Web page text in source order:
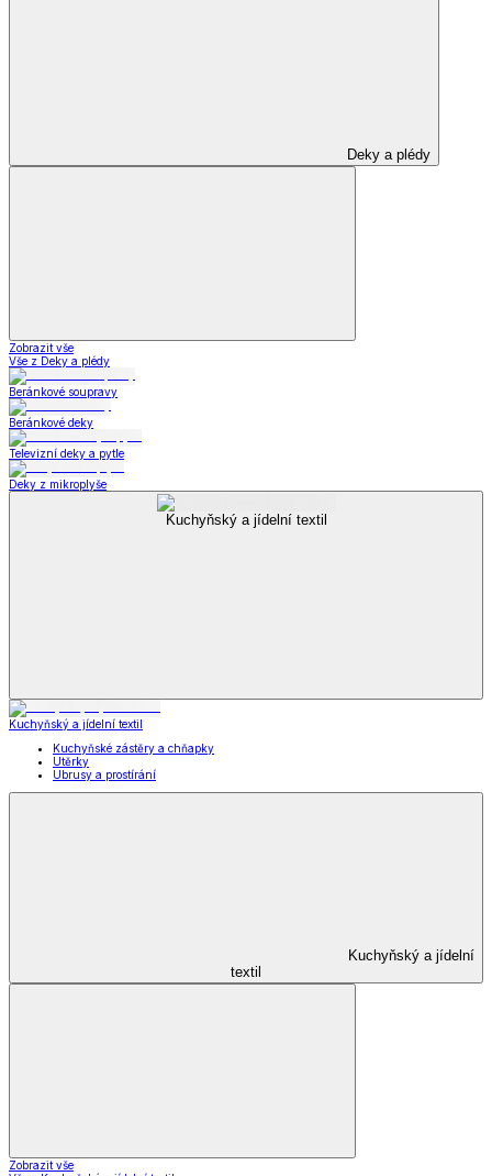
Deky a plédy
Zobrazit vše
Vše z Deky a plédy
Beránkové soupravy
Beránkové deky
Televizní deky a pytle
Deky z mikroplyše
Kuchyňský a jídelní textil
Kuchyňský a jídelní textil
Kuchyňské zástěry a chňapky
Utěrky
Ubrusy a prostírání
Kuchyňský a jídelní
textil
Zobrazit vše